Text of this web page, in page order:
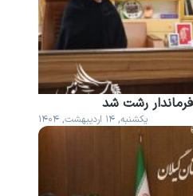
رشت شد
یکشنبه, ۱۴ اردیبهشت, ۱۴۰۴